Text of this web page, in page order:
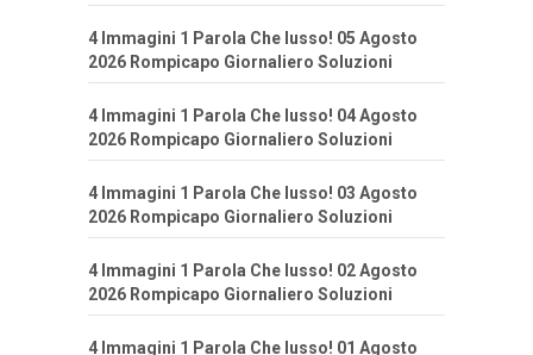
4 Immagini 1 Parola Che lusso! 05 Agosto
2026 Rompicapo Giornaliero Soluzioni
4 Immagini 1 Parola Che lusso! 04 Agosto
2026 Rompicapo Giornaliero Soluzioni
4 Immagini 1 Parola Che lusso! 03 Agosto
2026 Rompicapo Giornaliero Soluzioni
4 Immagini 1 Parola Che lusso! 02 Agosto
2026 Rompicapo Giornaliero Soluzioni
4 Immagini 1 Parola Che lusso! 01 Agosto